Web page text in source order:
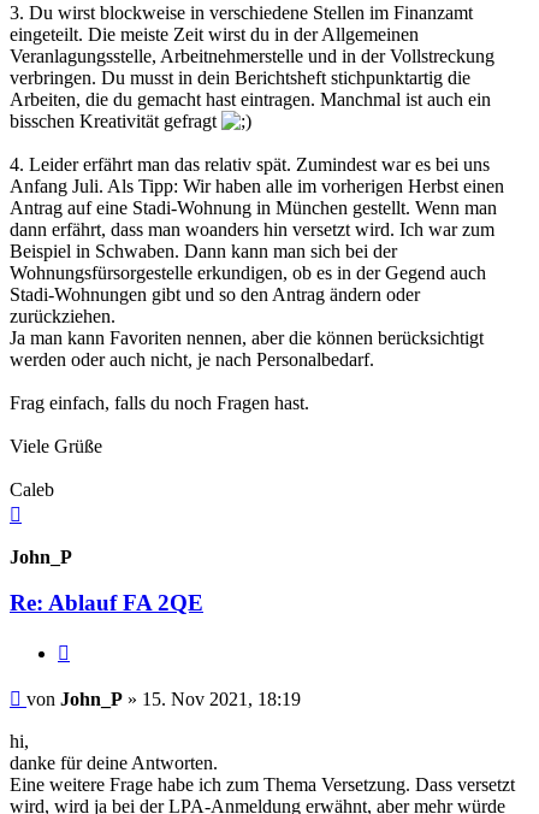
3. Du wirst blockweise in verschiedene Stellen im Finanzamt
eingeteilt. Die meiste Zeit wirst du in der Allgemeinen
Veranlagungsstelle, Arbeitnehmerstelle und in der Vollstreckung
verbringen. Du musst in dein Berichtsheft stichpunktartig die
Arbeiten, die du gemacht hast eintragen. Manchmal ist auch ein
bisschen Kreativität gefragt
4. Leider erfährt man das relativ spät. Zumindest war es bei uns
Anfang Juli. Als Tipp: Wir haben alle im vorherigen Herbst einen
Antrag auf eine Stadi-Wohnung in München gestellt. Wenn man
dann erfährt, dass man woanders hin versetzt wird. Ich war zum
Beispiel in Schwaben. Dann kann man sich bei der
Wohnungsfürsorgestelle erkundigen, ob es in der Gegend auch
Stadi-Wohnungen gibt und so den Antrag ändern oder
zurückziehen.
Ja man kann Favoriten nennen, aber die können berücksichtigt
werden oder auch nicht, je nach Personalbedarf.
Frag einfach, falls du noch Fragen hast.
Viele Grüße
Caleb
John_P
Re: Ablauf FA 2QE
Beitrag
von John_P » 15. Nov 2021, 18:19
hi,
danke für deine Antworten.
Eine weitere Frage habe ich zum Thema Versetzung. Dass versetzt
wird, wird ja bei der LPA-Anmeldung erwähnt, aber mehr würde